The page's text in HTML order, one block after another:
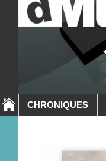
CHRONIQUES